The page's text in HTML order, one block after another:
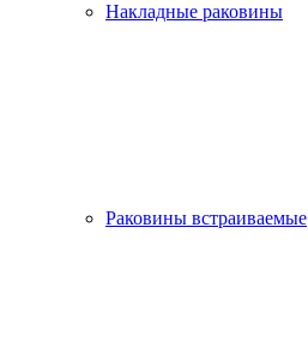
Накладные раковины
Раковины встраиваемые